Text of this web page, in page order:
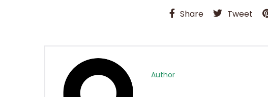
Share Tweet
Author